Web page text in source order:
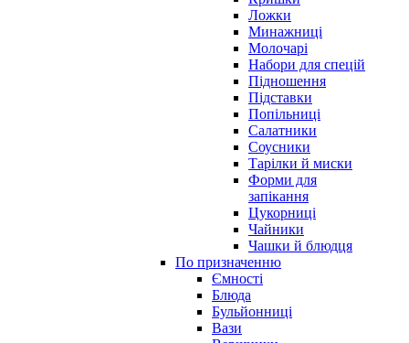
Ложки
Минажниці
Молочарі
Набори для спецій
Підношення
Підставки
Попільниці
Салатники
Соусники
Тарілки й миски
Форми для
запікання
Цукорниці
Чайники
Чашки й блюдця
По призначенню
Ємності
Блюда
Бульйонниці
Вази